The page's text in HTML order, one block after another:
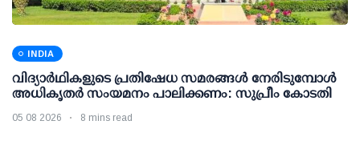
INDIA
വിദ്യാര്‍ഥികളുടെ പ്രതിഷേധ സമരങ്ങള്‍ നേരിടുമ്പോള്‍
അധികൃതര്‍ സംയമനം പാലിക്കണം: സുപ്രീം കോടതി
05 08 2026 8 mins read